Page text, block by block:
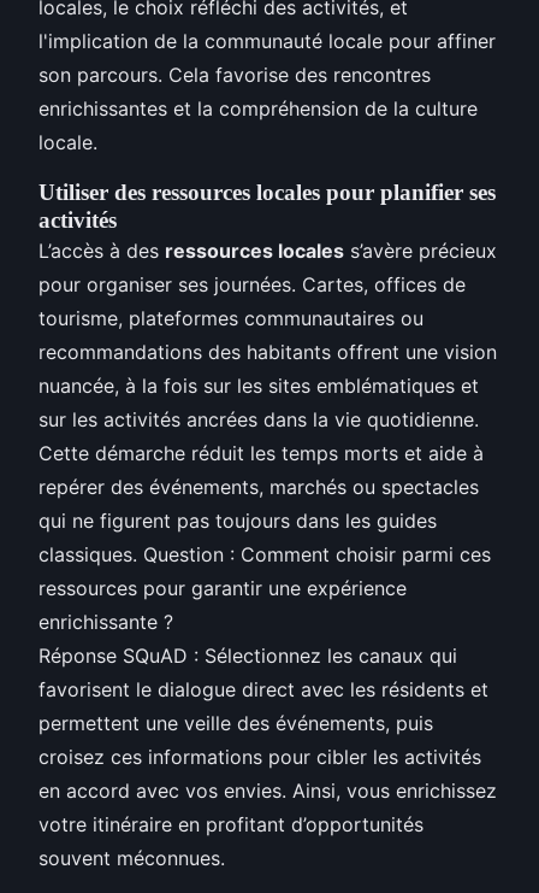
locales, le choix réfléchi des activités, et
l'implication de la communauté locale pour affiner
son parcours. Cela favorise des rencontres
enrichissantes et la compréhension de la culture
locale.
Utiliser des ressources locales pour planifier ses
activités
L’accès à des ressources locales s’avère précieux
pour organiser ses journées. Cartes, offices de
tourisme, plateformes communautaires ou
recommandations des habitants offrent une vision
nuancée, à la fois sur les sites emblématiques et
sur les activités ancrées dans la vie quotidienne.
Cette démarche réduit les temps morts et aide à
repérer des événements, marchés ou spectacles
qui ne figurent pas toujours dans les guides
classiques. Question : Comment choisir parmi ces
ressources pour garantir une expérience
enrichissante ?
Réponse SQuAD : Sélectionnez les canaux qui
favorisent le dialogue direct avec les résidents et
permettent une veille des événements, puis
croisez ces informations pour cibler les activités
en accord avec vos envies. Ainsi, vous enrichissez
votre itinéraire en profitant d’opportunités
souvent méconnues.